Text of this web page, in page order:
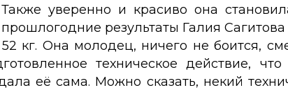
уверенно и красиво она
результаты Галия
кг. Она молодец, ничего не боится,
техническое действие,
её сама. Можно сказать, некий